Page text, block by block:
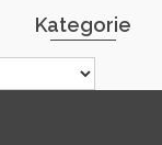
Kategorie